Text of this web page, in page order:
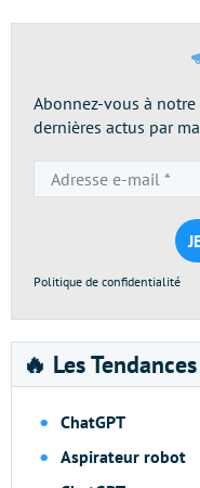
Abonnez-vous à
dernières actus par
Politique de confidentialité
🔥 Les Tendances
ChatGPT
Aspirateur robot